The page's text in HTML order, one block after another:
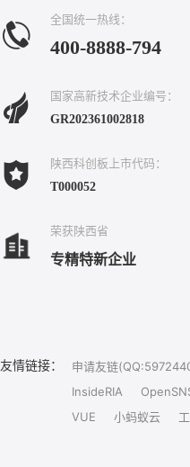
全国统一热线：
400-8888-794
国家高新技术企业编号：
GR202361002818
陕西科创板上市代码：
T000052
荣获陕西省
专精特新企业
友情链接： 申请友链
InsideRIA
VUE
小蚂蚁云